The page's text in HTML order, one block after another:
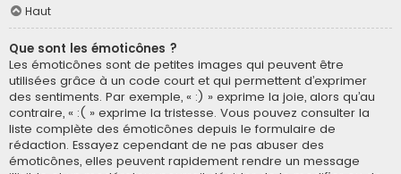
Haut
Que sont les émoticônes ?
Les émoticônes sont de petites images qui peuvent être
utilisées grâce à un code court et qui permettent d’exprimer
des sentiments. Par exemple, « :) » exprime la joie, alors qu’au
contraire, « :( » exprime la tristesse. Vous pouvez consulter la
liste complète des émoticônes depuis le formulaire de
rédaction. Essayez cependant de ne pas abuser des
émoticônes, elles peuvent rapidement rendre un message